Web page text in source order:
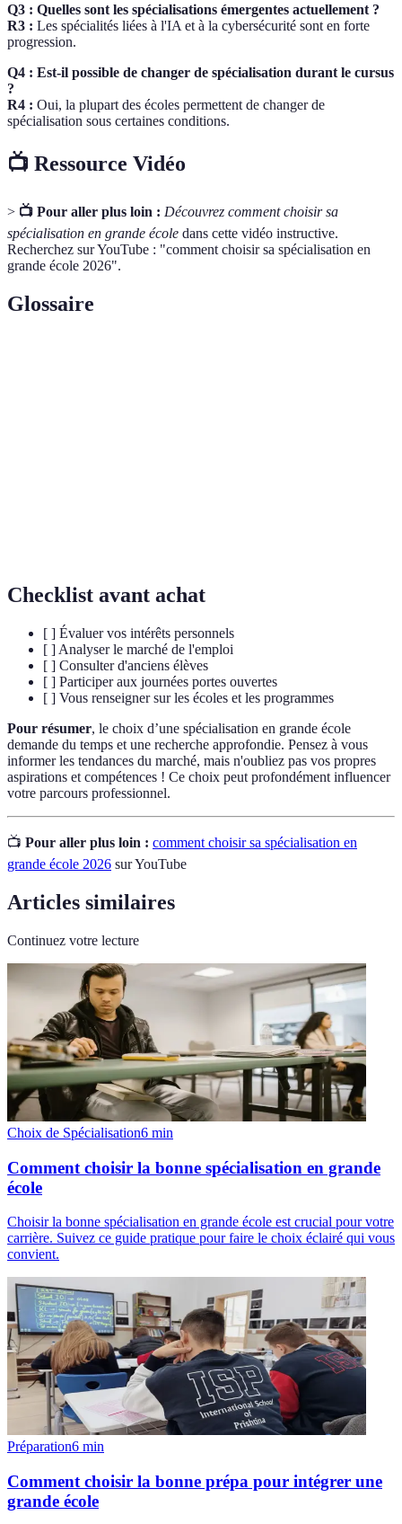
Q3 : Quelles sont les spécialisations émergentes actuellement ?
R3 : Les spécialités liées à l'IA et à la cybersécurité sont en forte
progression.
Q4 : Est-il possible de changer de spécialisation durant le cursus
?
R4 : Oui, la plupart des écoles permettent de changer de
spécialisation sous certaines conditions.
📺 Ressource Vidéo
> 📺 Pour aller plus loin : Découvrez comment choisir sa
spécialisation en grande école dans cette vidéo instructive.
Recherchez sur YouTube : "comment choisir sa spécialisation en
grande école 2026".
Glossaire
Checklist avant achat
[ ] Évaluer vos intérêts personnels
[ ] Analyser le marché de l'emploi
[ ] Consulter d'anciens élèves
[ ] Participer aux journées portes ouvertes
[ ] Vous renseigner sur les écoles et les programmes
Pour résumer, le choix d’une spécialisation en grande école
demande du temps et une recherche approfondie. Pensez à vous
informer les tendances du marché, mais n'oubliez pas vos propres
aspirations et compétences ! Ce choix peut profondément influencer
votre parcours professionnel.
📺 Pour aller plus loin : comment choisir sa spécialisation en
grande école 2026 sur YouTube
Articles similaires
Continuez votre lecture
Choix de Spécialisation6 min
Comment choisir la bonne spécialisation en grande
école
Choisir la bonne spécialisation en grande école est crucial pour votre
carrière. Suivez ce guide pratique pour faire le choix éclairé qui vous
convient.
Préparation6 min
Comment choisir la bonne prépa pour intégrer une
grande école